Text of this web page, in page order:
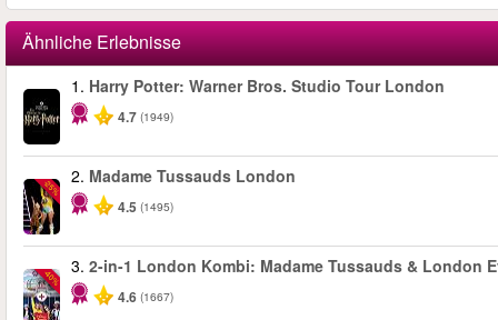
Ähnliche Erlebnisse
1. Harry Potter: Warner Bros. Studio Tour London
4.7 (1949)
-25%
2. Madame Tussauds London
4.5 (1495)
-40%
3. 2-in-1 London Kombi: Madame Tussauds & London
4.6 (1667)